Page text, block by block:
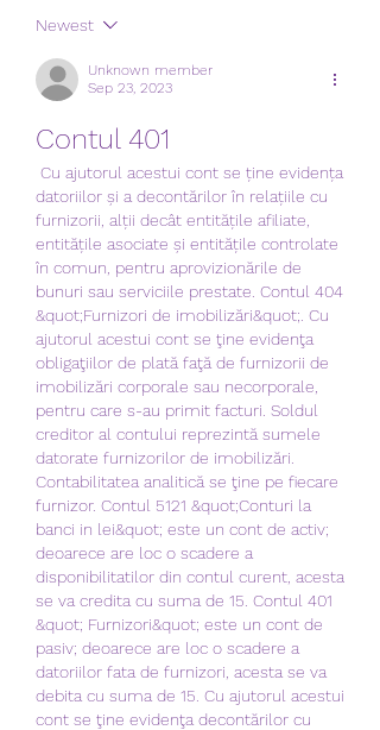
Newest
Unknown member
Sep 23, 2023
Contul 401
datoriilor și a decontărilor în relațiile cu
furnizorii, alții decât entitățile afiliate,
entitățile asociate și entitățile controlate
în comun, pentru aprovizionările de
bunuri sau serviciile prestate. Contul 404
&quot;Furnizori de imobilizări&quot;. Cu
ajutorul acestui cont se ţine evidenţa
obligaţiilor de plată faţă de furnizorii de
imobilizări corporale sau necorporale,
pentru care s-au primit facturi. Soldul
creditor al contului reprezintă sumele
datorate furnizorilor de imobilizări.
Contabilitatea analitică se ţine pe fiecare
furnizor. Contul 5121 &quot;Conturi la
banci in lei&quot; este un cont de activ;
deoarece are loc o scadere a
disponibilitatilor din contul curent, acesta
se va credita cu suma de 15. Contul 401
&quot; Furnizori&quot; este un cont de
pasiv; deoarece are loc o scadere a
datoriilor fata de furnizori, acesta se va
debita cu suma de 15. Cu ajutorul acestui
cont se ţine evidenţa decontărilor cu